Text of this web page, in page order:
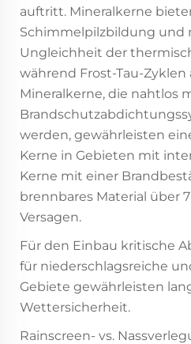
auftritt. Mineralkerne
Schimmelpilzbildung und
Ungleichheit der
während Frost-Tau-
Mineralkerne, die nahtlos
werden, gewährleisten
Kerne in Gebieten mit
Kerne mit einer
brennbares Material über
Versagen.
Für den Einbau kritische
für niederschlagsreiche
Gebiete gewährleisten
Wettersicherheit.
Rainscreen- vs.